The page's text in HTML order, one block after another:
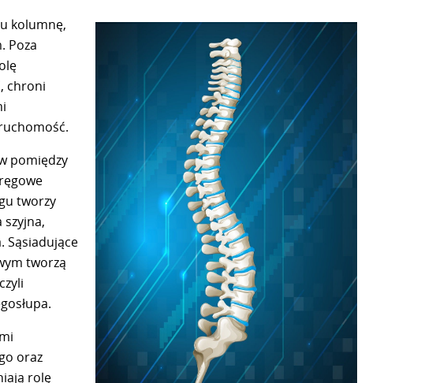
kolumnę,
Poza
chroni
pomiędzy
tworzy
szyjna,
Sąsiadujące
tworzą
oraz
rolę